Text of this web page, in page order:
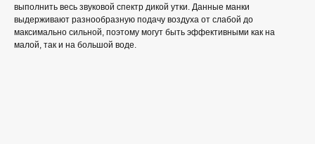
выполнить весь звуковой спектр дикой утки. Данные манки
выдерживают разнообразную подачу воздуха от слабой до
максимально сильной, поэтому могут быть эффективными как на
малой, так и на большой воде.